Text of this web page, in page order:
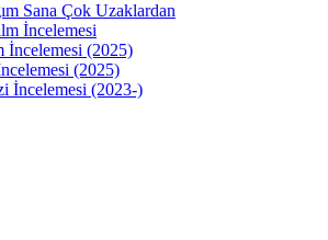
Sana Çok Uzaklardan
İncelemesi
İncelemesi (2025)
(2025)
İncelemesi (2023-)